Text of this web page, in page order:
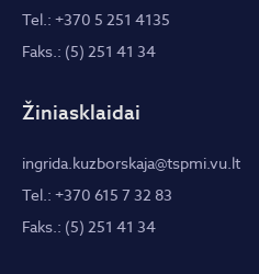
Tel.: +370 5 251 4135
Faks.: (5) 251 41 34
Žiniasklaidai
ingrida.kuzborskaja@tspmi.vu.lt
Tel.: +370 615 7 32 83
Faks.: (5) 251 41 34